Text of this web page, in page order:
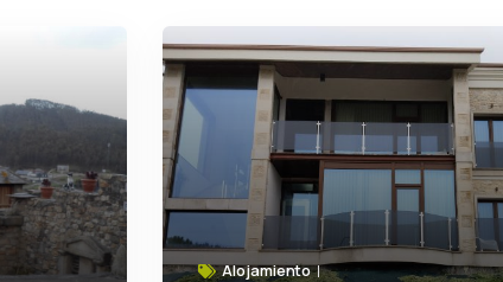
Alojamiento